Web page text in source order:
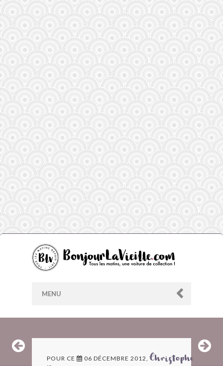
MENU
POUR CE 06 DÉCEMBRE 2012,Christophe